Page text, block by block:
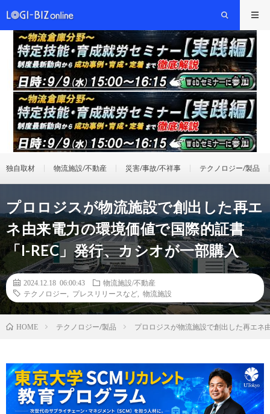
独自取材 物流施設/不動産 災害/事故/不祥事 テクノロジー/製品
プロロジスが物流施設で創出した再エ
ネ由来電力の環境価値で国際的証書
「I-REC」発行、カシオが一部購入
2024.12.18 06:00:43
物流施設/不動産
テクノロジー
プレスリリースなど 物流施設
HOME テクノロジー/製品 プロロジスが物流施設で創出した再エネ